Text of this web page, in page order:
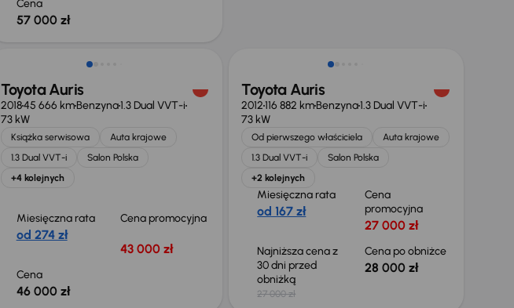
Cena
57 000 zł
Toyota Auris
201845 666 kmBenzyna1.3 Dual VVT-i
73 kW
Książka serwisowa
Auta krajowe
1.3 Dual VVT-i
Salon Polska
+4 kolejnych
Miesięczna rata
od 274 zł
Cena promocyjna
43 000 zł
Cena
46 000 zł
Toyota Auris
2012116 882 kmBenzyna1.3 Dual VVT-i
73 kW
Od pierwszego właściciela
Auta krajowe
1.3 Dual VVT-i
Salon Polska
+2 kolejnych
Miesięczna rata
od 167 zł
Cena
promocyjna
27 000 zł
Najniższa cena z
30 dni przed
obniżką
27 000 zł
Cena po obniżce
28 000 zł
Taniej o 2 000 zł Taniej o 500 zł